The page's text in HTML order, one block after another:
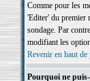
Comme pour les
'Editer' du premier
sondage. Par
modifiant les
Revenir en haut de
Pourquoi ne